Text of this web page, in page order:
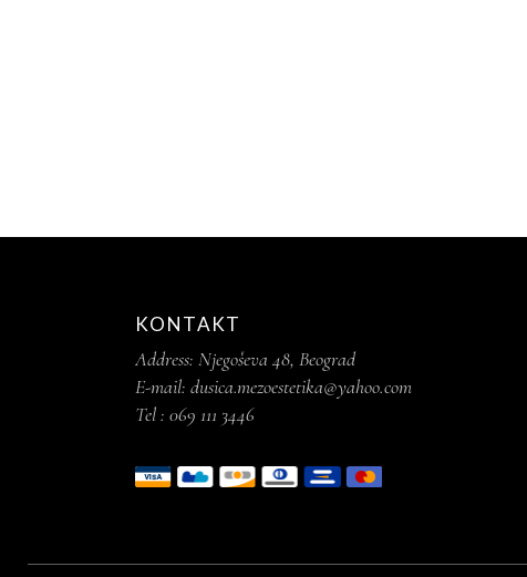
KONTAKT
Address: Njegoševa 48, Beograd
E-mail: dusica.mezoestetika@yahoo.com
Tel : 069 111 3446